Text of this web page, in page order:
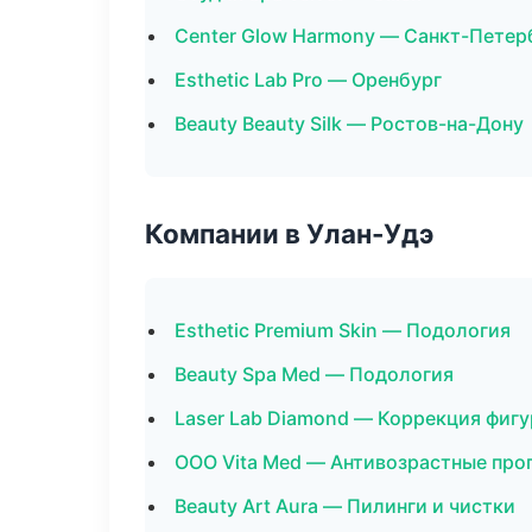
Center Glow Harmony — Санкт-
Esthetic Lab Pro — Оренбург
Beauty Beauty Silk — Ростов-на-Дону
Компании в Улан-Удэ
Esthetic Premium Skin — Подология
Beauty Spa Med — Подология
Laser Lab Diamond — Коррекция
ООО Vita Med — Антивозрастные
Beauty Art Aura — Пилинги и чистки